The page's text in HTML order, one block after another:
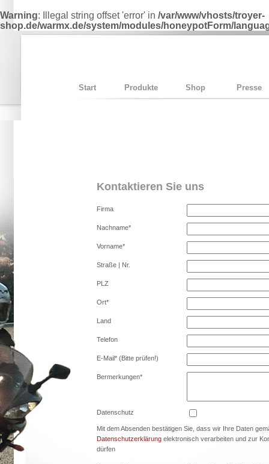
Warning: Illegal string offset 'error' in /var/www/vhosts/troyer-
shop.de/warmx.de/system/modules/honeypotForm/
Start Produkte Shop Presse
Kontaktieren Sie uns
Firma
Nachname*
Vorname*
Straße | Nr.
PLZ
Ort*
Land
Telefon
E-Mail* (Bitte prüfen!)
Bermerkungen*
Datenschutz
Mit dem Absenden bestätigen Sie, dass wir Ihre Daten
Datenschutzerklärung elektronisch verarbeiten und zur
dürfen